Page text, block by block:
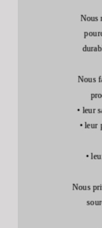
Nous
Nous
• leur
• leur
•
Nous